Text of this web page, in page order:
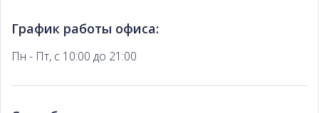
График работы офиса:
Пн - Пт, с 10:00 до 21:00